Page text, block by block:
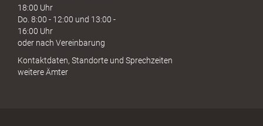
18:00 Uhr
Do. 8:00 - 12:00 und 13:00 -
16:00 Uhr
oder nach Vereinbarung
Kontaktdaten, Standorte und Sprechzeiten
weitere Ämter